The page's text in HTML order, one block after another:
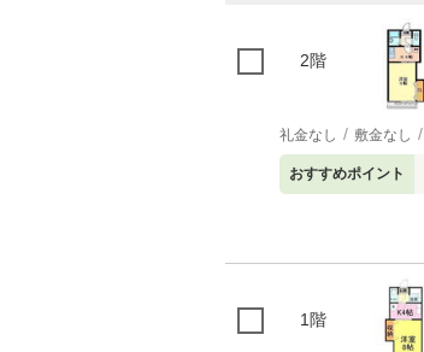
2階
礼金なし 敷金なし
おすすめポイント
1階